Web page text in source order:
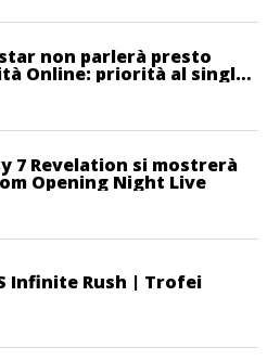
non parlerà presto
Online: priorità al single-
7 Revelation si mostrerà
Opening Night Live
Infinite Rush | Trofei